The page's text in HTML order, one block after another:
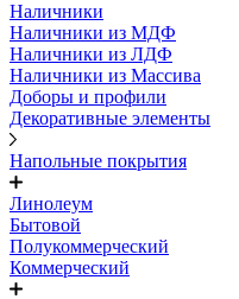
Наличники
Наличники из МДФ
Наличники из ЛДФ
Наличники из Массива
Доборы и профили
Декоративные элементы
Напольные покрытия
Линолеум
Бытовой
Полукоммерческий
Коммерческий